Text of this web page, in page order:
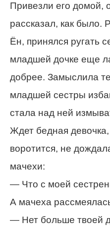
Привезли его домой,
рассказал, как было.
Ён, принялся ругать
младшей дочке еще
добрее. Замыслила
младшей сестры
стала над ней
Ждет бедная
воротится, не
мачехи:
— Что с моей
А мачеха
— Нет больше твоей